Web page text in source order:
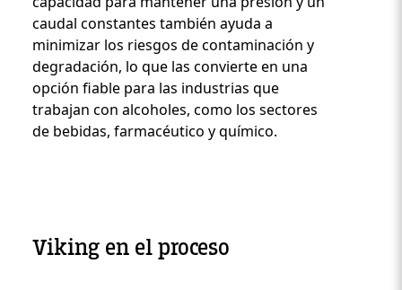
caudal constantes también ayuda a
minimizar los riesgos de contaminación y
degradación, lo que las convierte en una
opción fiable para las industrias que
trabajan con alcoholes, como los sectores
de bebidas, farmacéutico y químico.
Viking en el proceso